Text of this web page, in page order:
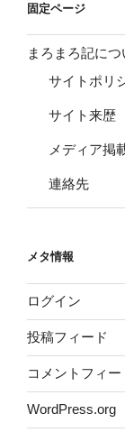
固定ページ
まろまろ記につ
サイトポリ
サイト来歴
メディア掲
連絡先
メタ情報
ログイン
投稿フィード
コメントフィー
WordPress.org